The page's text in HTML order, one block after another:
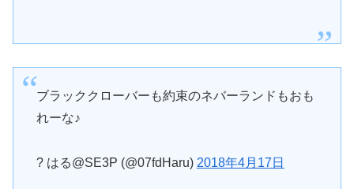
ブラッククローバーも約束のネバーランドもおも
れーな♪
? はる@SE3P (@07fdHaru) 2018年4月17日